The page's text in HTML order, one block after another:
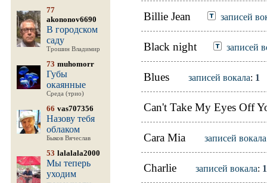
77
akononov6690
В городском
саду
Трошин Владимир
73 muhomorr
Губы
окаянные
Среда (трио)
66 vas707356
Назову тебя
облаком
Быков Вячеслав
53 lalalala2000
Мы теперь
уходим
Billie Jean записей
Black night записей
Blues записей вокала: 1
Can't Take My Eyes Off
Cara Mia записей вокала
Charlie записей вокала: 1